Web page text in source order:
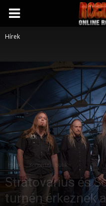
Rockvilág.hu
Hírek
Hírek Koncertek, bulik
Stratovarius és
turnén érkeznek